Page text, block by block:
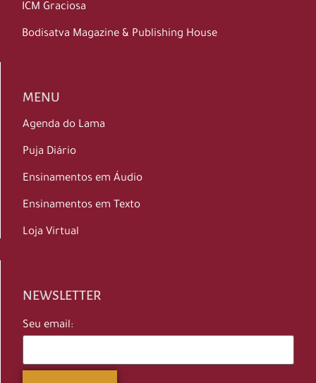
ICM Graciosa
Bodisatva Magazine & Publishing House
MENU
Agenda do Lama
Puja Diário
Ensinamentos em Áudio
Ensinamentos em Texto
Loja Virtual
NEWSLETTER
Seu email: